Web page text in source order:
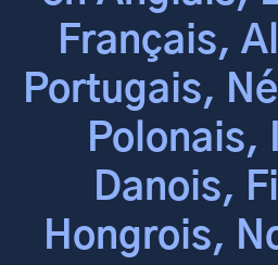
Français,
Portugais,
Polonais,
Danois,
Hongrois,